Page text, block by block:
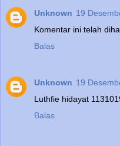
Unknown 19
Komentar ini telah
Balas
Unknown 19
Luthfie hidayat
Balas